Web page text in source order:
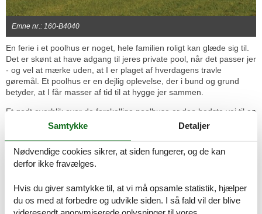
Emne nr.: 160-B4040
En ferie i et poolhus er noget, hele familien roligt kan glæde sig til.
Det er skønt at have adgang til jeres private pool, når det passer jer
- og vel at mærke uden, at I er plaget af hverdagens travle
gøremål. Et poolhus er en dejlig oplevelse, der i bund og grund
betyder, at I får masser af tid til at hygge jer sammen.
Et godt overblik over de forskellige poolhuse er den bedste vej til en
dejlig ferie. Og det er netop, hvad du får her på siden. Vi
præsenterer dig for det største udvalg, sådan at der ikke er nogen
grund til at søge på andre hjemmesider. Nemt og enkelt.
Når du har fundet dit poolhus, handler det om at få klaret
plads. Det foregår nemt og enkelt over nettet - og når bookingen er
klaret, er kan I nyde forventningens glæde.
Samtykke Detaljer
Nødvendige cookies sikrer, at siden fungerer, og de kan
derfor ikke fravælges.
Hvis du giver samtykke til, at vi må opsamle statistik, hjælper
du os med at forbedre og udvikle siden. I så fald vil der blive